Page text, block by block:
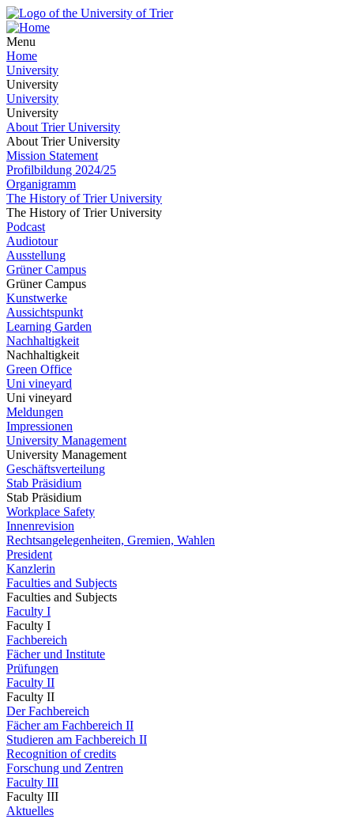
Menu
Home
University
University
University
University
About Trier University
About Trier University
Mission Statement
Profilbildung 2024/25
Organigramm
The History of Trier University
The History of Trier University
Podcast
Audiotour
Ausstellung
Grüner Campus
Grüner Campus
Kunstwerke
Aussichtspunkt
Learning Garden
Nachhaltigkeit
Nachhaltigkeit
Green Office
Uni vineyard
Uni vineyard
Meldungen
Impressionen
University Management
University Management
Geschäftsverteilung
Stab Präsidium
Stab Präsidium
Workplace Safety
Innenrevision
Rechtsangelegenheiten, Gremien, Wahlen
President
Kanzlerin
Faculties and Subjects
Faculties and Subjects
Faculty I
Faculty I
Fachbereich
Fächer und Institute
Prüfungen
Faculty II
Faculty II
Der Fachbereich
Fächer am Fachbereich II
Studieren am Fachbereich II
Recognition of credits
Forschung und Zentren
Faculty III
Faculty III
Aktuelles